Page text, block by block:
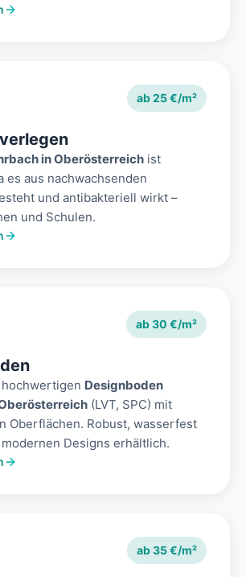
ab 25 €/m²
in Oberösterreich ist
es aus nachwachsenden
und antibakteriell wirkt –
und Schulen.
ab 30 €/m²
Designboden
(LVT, SPC) mit
Oberflächen. Robust, wasserfest
Designs erhältlich.
ab 35 €/m²